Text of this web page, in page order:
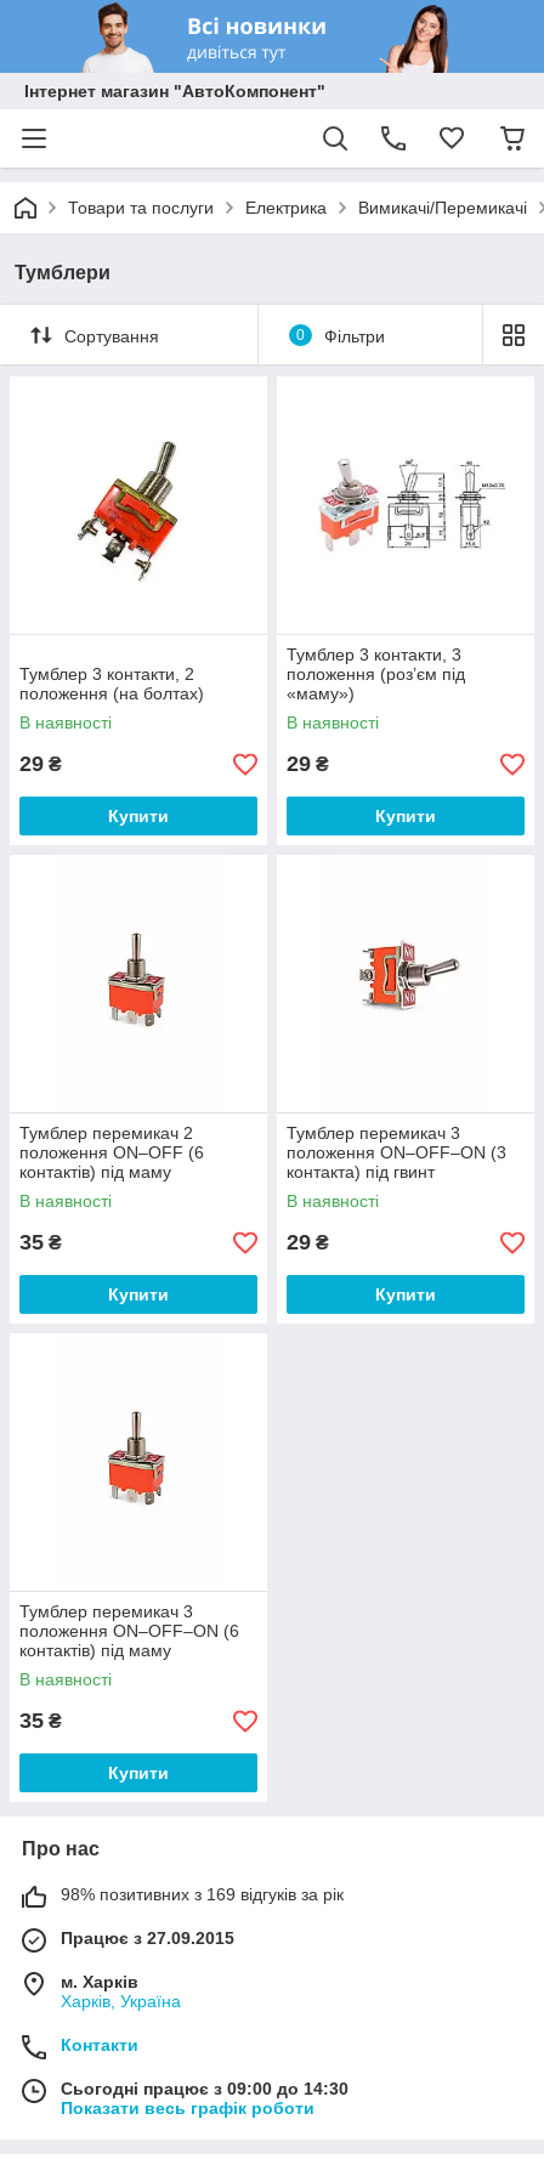
Інтернет магазин "АвтоКомпонент"
Товари та послуги Електрика Вимикачі/Перемикачі
Тумблери
Сортування 0 Фільтри
Тумблер 3 контакти, 2
положення (на болтах)
В наявності
29 ₴
Купити
Тумблер 3 контакти, 3
положення (роз’єм під
«маму»)
В наявності
29 ₴
Купити
Тумблер перемикач 2
положення ON–OFF (6
контактів) під маму
В наявності
35 ₴
Купити
Тумблер перемикач 3
положення ON–OFF–ON (3
контакта) під гвинт
В наявності
29 ₴
Купити
Тумблер перемикач 3
положення ON–OFF–ON (6
контактів) під маму
В наявності
35 ₴
Купити
Про нас
98% позитивних з 169 відгуків за рік
Працює з 27.09.2015
м. Харків
Харків, Україна
Контакти
Сьогодні працює з 09:00 до 14:30
Показати весь графік роботи